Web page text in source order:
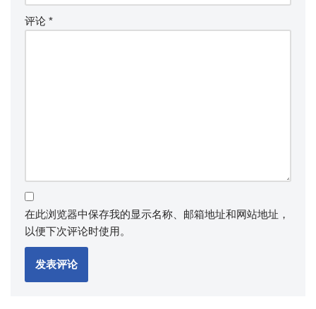
评论 *
在此浏览器中保存我的显示名称、邮箱地址和网站地址，
以便下次评论时使用。